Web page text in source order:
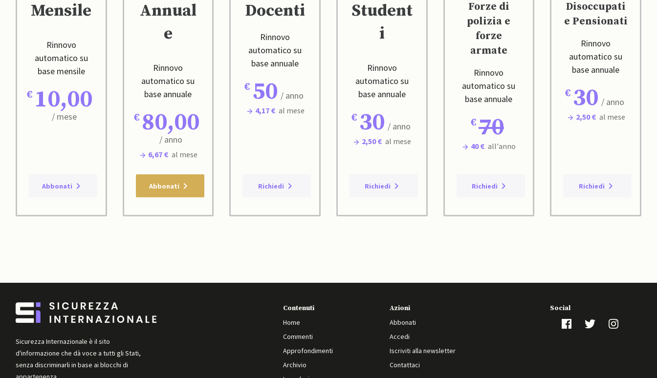
Mensile
Rinnovo
automatico su
base mensile
10,00
/ mese
Abbonati
Annual
e
Rinnovo
automatico su
base annuale
80,00
/ anno
6,67 € al mese
Abbonati
Docenti
Rinnovo
automatico su
base annuale
50 / anno
4,17 € al mese
Richiedi
Student
i
Rinnovo
automatico su
base annuale
30 / anno
2,50 € al mese
Richiedi
Forze di
polizia e
forze
armate
Rinnovo
automatico su
base annuale
70
40 € all'anno
Richiedi
Disoccupati
e Pensionati
Rinnovo
automatico su
base annuale
30 / anno
2,50 € al mese
Richiedi
Sicurezza Internazionale è il sito
d'informazione che dà voce a tutti gli Stati,
senza discriminarli in base ai blocchi di
Contenuti
Home
Commenti
Approfondimenti
Archivio
Azioni
Abbonati
Accedi
Iscriviti alla newsletter
Contattaci
Social